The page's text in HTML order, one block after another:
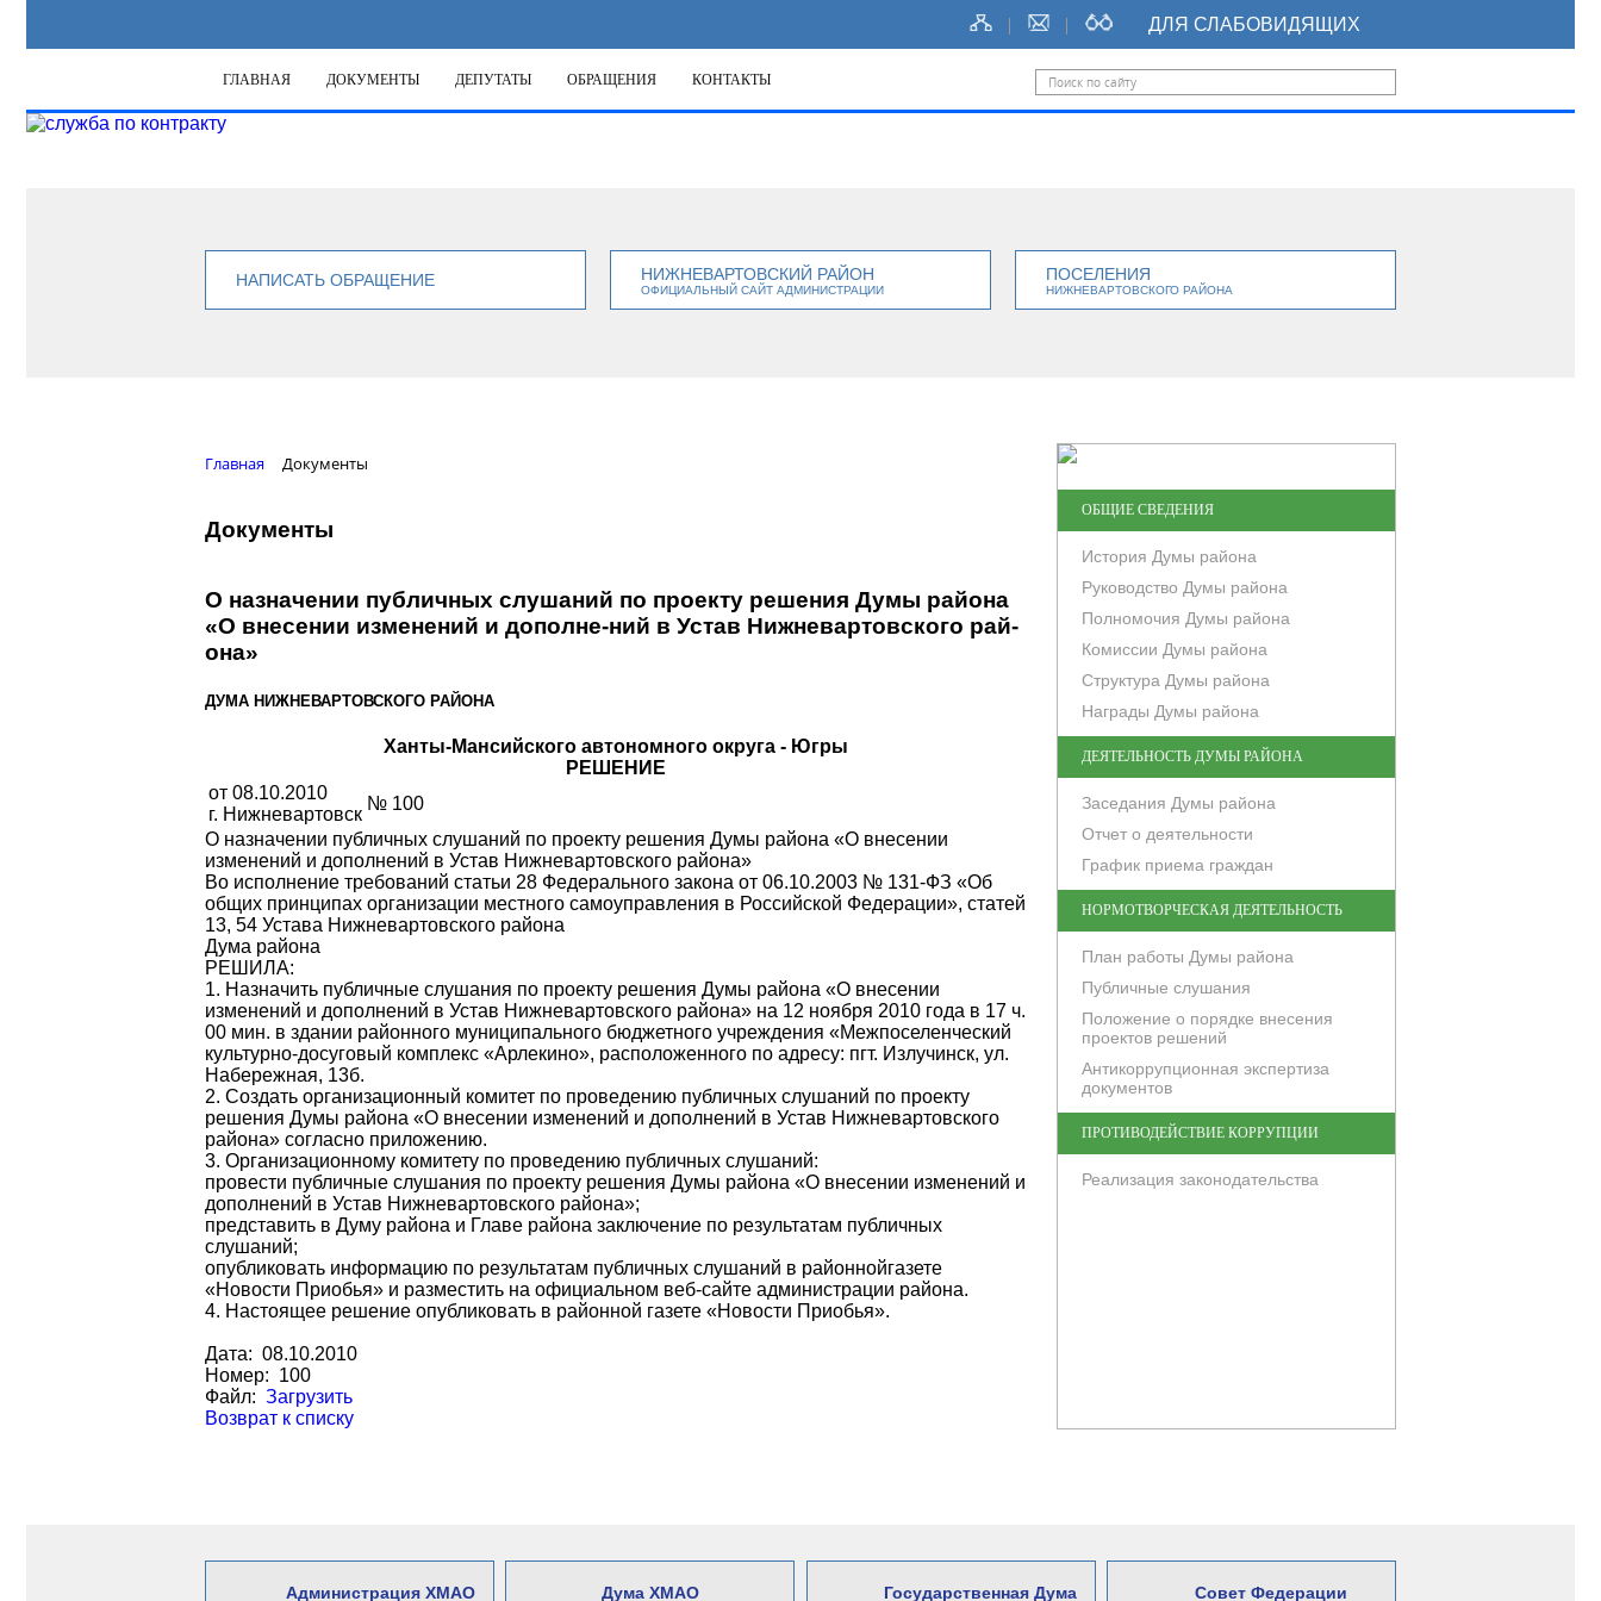
ДЛЯ СЛАБОВИДЯЩИХ
ГЛАВНАЯ ДОКУМЕНТЫ ДЕПУТАТЫ ОБРАЩЕНИЯ КОНТАКТЫ
НАПИСАТЬ ОБРАЩЕНИЕ НИЖНЕВАРТОВСКИЙ РАЙОН
ОФИЦИАЛЬНЫЙ САЙТ АДМИНИСТРАЦИИ
ПОСЕЛЕНИЯ
НИЖНЕВАРТОВСКОГО РАЙОНА
Главная Документы
Документы
О назначении публичных слушаний по проекту решения Думы района
«О внесении изменений и дополне-ний в Устав Нижневартовского рай-
она»
ДУМА НИЖНЕВАРТОВСКОГО РАЙОНА
Ханты-Мансийского автономного округа - Югры
РЕШЕНИЕ
от 08.10.2010
г. Нижневартовск
№ 100
О назначении публичных слушаний по проекту решения Думы района «О внесении
изменений и дополне­ний в Устав Нижневартовского рай­она»
Во исполнение требований статьи 28 Федерального закона от 06.10.2003 № 131-ФЗ «Об
общих принципах организации местного самоуправления в Российской Федерации», статей
13, 54 Устава Нижневартовского района
Дума района
РЕШИЛА:
1. Назначить публичные слушания по проекту решения Думы района «О внесении
изменений и дополнений в Устав Нижневартовского района» на 12 ноября 2010 года в 17 ч.
00 мин. в здании районного муниципального бюджетного учреждения «Межпоселенческий
культурно-досуговый комплекс «Арлекино», расположенного по адресу: пгт. Излучинск, ул.
Набережная, 13б.
2. Создать организационный комитет по проведению публичных слушаний по проекту
решения Думы района «О внесении изменений и дополнений в Устав Нижневартовского
района» согласно приложению.
3. Организационному комитету по проведению публичных слушаний:
провести публичные слушания по проекту решения Думы района «О внесении изменений и
дополнений в Устав Нижневартовского района»;
представить в Думу района и Главе района заключение по результатам публичных
слушаний;
опубликовать информацию по результатам публичных слушаний в районнойгазете
«Новости Приобья» и разместить на официальном веб-сайте администрации района.
4. Настоящее решение опубликовать в районной газете «Новости Приобья».
Дата: 08.10.2010
Номер: 100
Файл: Загрузить
Возврат к списку
ОБЩИЕ СВЕДЕНИЯ
История Думы района
Руководство Думы района
Полномочия Думы района
Комиссии Думы района
Структура Думы района
Награды Думы района
ДЕЯТЕЛЬНОСТЬ ДУМЫ РАЙОНА
Заседания Думы района
Отчет о деятельности
График приема граждан
НОРМОТВОРЧЕСКАЯ ДЕЯТЕЛЬНОСТЬ
План работы Думы района
Публичные слушания
Положение о порядке внесения
проектов решений
Антикоррупционная экспертиза
документов
ПРОТИВОДЕЙСТВИЕ КОРРУПЦИИ
Реализация законодательства
Администрация ХМАО Дума ХМАО Государственная Дума Совет Федерации